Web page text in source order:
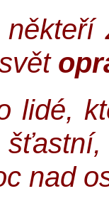
lidé,
nad